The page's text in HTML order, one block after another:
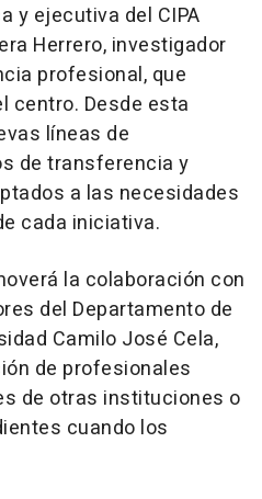
y ejecutiva del CIPA
Herrero, investigador
profesional, que
centro. Desde esta
líneas de
de transferencia y
a las necesidades
cada iniciativa.
la colaboración con
del Departamento de
Camilo José Cela,
de profesionales
de otras instituciones o
cuando los